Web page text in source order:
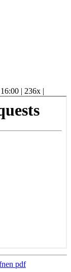
| 236x |
pdf